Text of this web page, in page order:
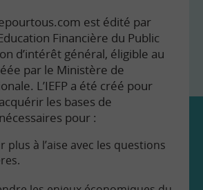
est édité par
Financière du Public
d’intérêt général, éligible au
par le Ministère de
L’IEFP a été créé pour
les bases de
pour :
plus à l’aise avec les questions